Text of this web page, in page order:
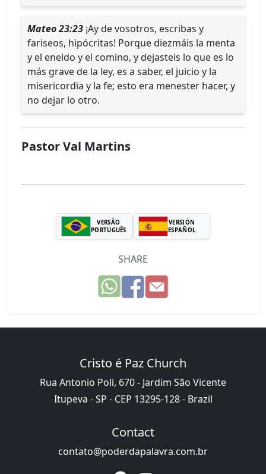
Mateo 23:23 ¡Ay de vosotros, escribas y
fariseos, hipócritas! Porque diezmáis la menta
y el eneldo y el comino, y dejasteis lo que es lo
más grave de la ley, es a saber, el juicio y la
misericordia y la fe; esto era menester hacer, y
no dejar lo otro.
Pastor Val Martins
VERSÃO
PORTUGUÊS
VERSIÓN
ESPAÑOL
SHARE
Cristo é Paz Church
Rua Antonio Poli, 670 - Jardim São Vicente
Itupeva - SP - CEP 13295-128 - Brazil
Contact
contato@poderdapalavra.com.br